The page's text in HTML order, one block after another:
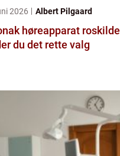
2026 Albert Pilgaard
høreapparat roskilde sådan
du det rette valg